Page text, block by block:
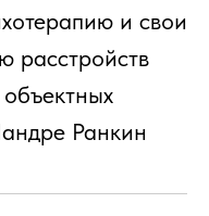
и свои
расстройств
Ранкин